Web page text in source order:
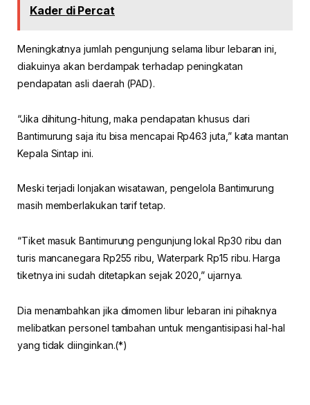
Kader di Percat
Meningkatnya jumlah pengunjung selama libur lebaran ini,
diakuinya akan berdampak terhadap peningkatan
pendapatan asli daerah (PAD).
“Jika dihitung-hitung, maka pendapatan khusus dari
Bantimurung saja itu bisa mencapai Rp463 juta,” kata mantan
Kepala Sintap ini.
Meski terjadi lonjakan wisatawan, pengelola Bantimurung
masih memberlakukan tarif tetap.
“Tiket masuk Bantimurung pengunjung lokal Rp30 ribu dan
turis mancanegara Rp255 ribu, Waterpark Rp15 ribu. Harga
tiketnya ini sudah ditetapkan sejak 2020,” ujarnya.
Dia menambahkan jika dimomen libur lebaran ini pihaknya
melibatkan personel tambahan untuk mengantisipasi hal-hal
yang tidak diinginkan.(*)